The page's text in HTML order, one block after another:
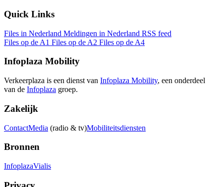
Quick Links
Files in Nederland Meldingen in Nederland RSS feed
Files op de A1 Files op de A2 Files op de A4
Infoplaza Mobility
Verkeerplaza is een dienst van Infoplaza Mobility, een onderdeel
van de Infoplaza groep.
Zakelijk
ContactMedia (radio & tv)Mobiliteitsdiensten
Bronnen
InfoplazaVialis